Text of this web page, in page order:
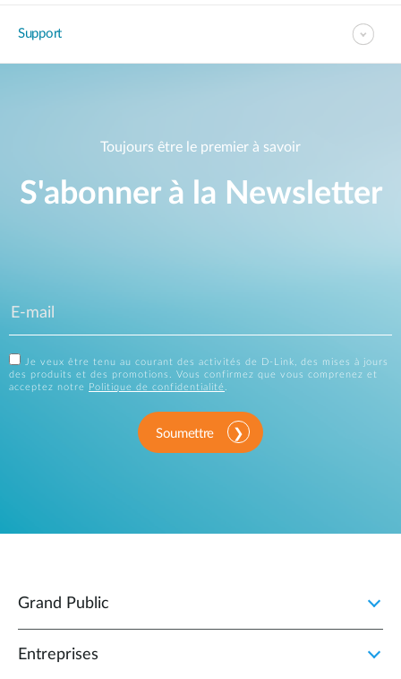
Support
Toujours être le premier à savoir
S'abonner à la Newsletter
Je veux être tenu au courant des activités de D-Link, des mises à jours
des produits et des promotions. Vous confirmez que vous comprenez et
acceptez notre
Politique de confidentialité.
Soumettre
Grand Public
Entreprises